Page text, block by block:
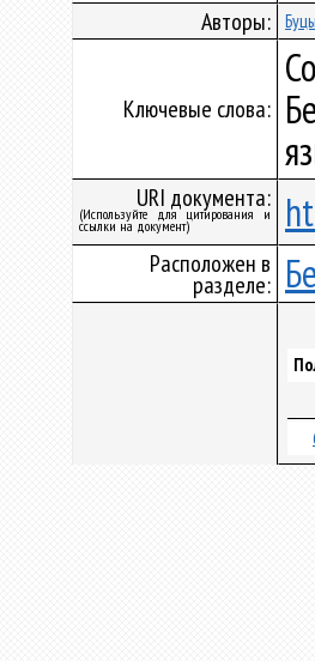
Авторы:
Ключевые слова:
URI документа:
(Используйте для цитирования и
ссылки на документ)
Расположен в
разделе: